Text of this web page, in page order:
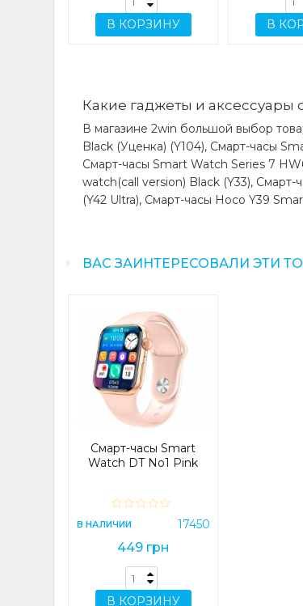
В КОРЗИНУ В
Какие гаджеты и аксессуары
В магазине 2win большой выбор
Black (Уценка) (Y104), Смарт-часы
Смарт-часы Smart Watch Series 7
watch(call version) Black (Y33),
(Y42 Ultra), Смарт-часы Hoco Y39
ВАС ЗАИНТЕРЕСОВАЛИ ЭТИ
Смарт-часы Smart
Watch DT No1 Pink
В НАЛИЧИИ 17450
449 грн
В КОРЗИНУ